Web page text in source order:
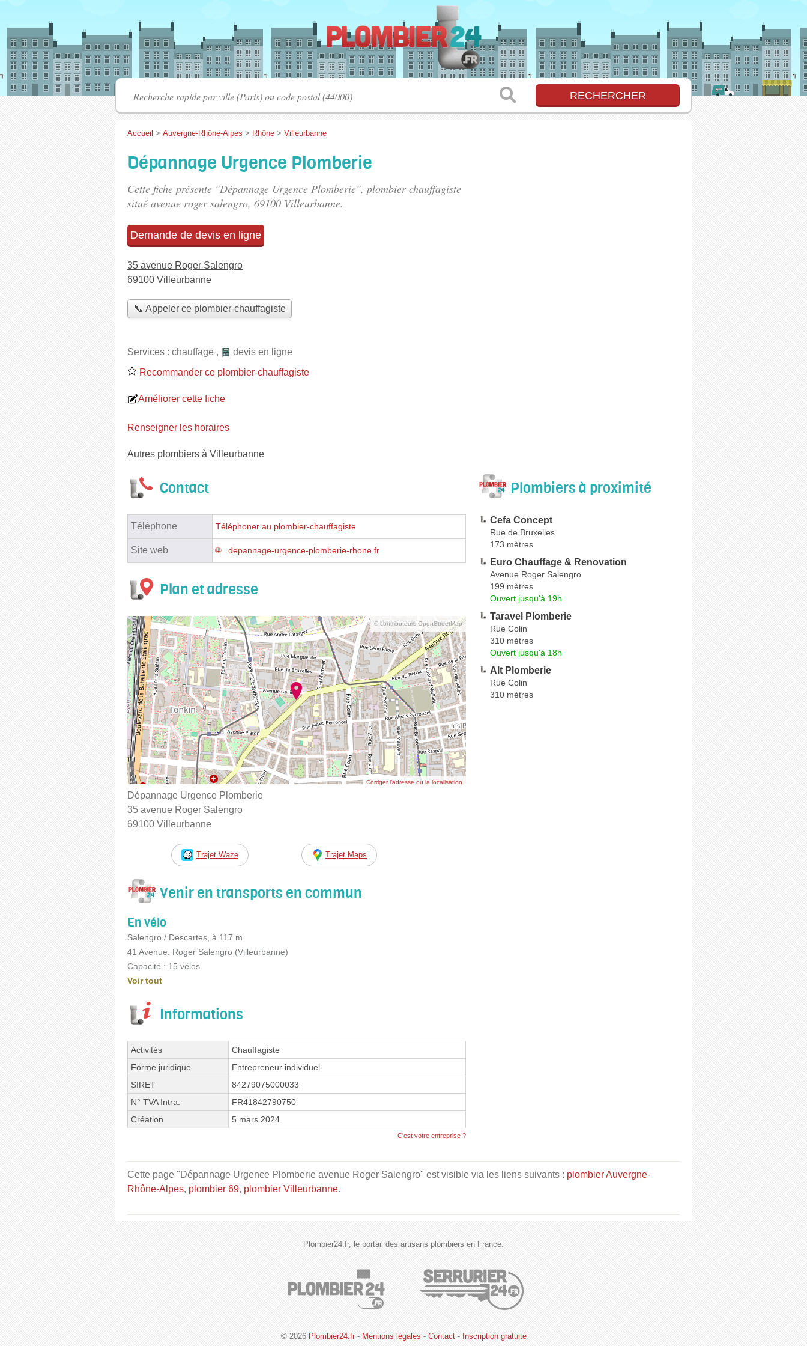
Accueil > Auvergne-Rhône-Alpes > Rhône > Villeurbanne
Dépannage Urgence Plomberie
Cette fiche présente "Dépannage Urgence Plomberie", plombier-chauffagiste
situé avenue roger salengro, 69100 Villeurbanne.
Demande de devis en ligne
35 avenue Roger Salengro
69100 Villeurbanne
📞 Appeler ce plombier-chauffagiste
Services : chauffage ,
devis en ligne
Recommander ce plombier-chauffagiste
Améliorer cette fiche
Renseigner les horaires
Autres plombiers à Villeurbanne
Contact
Téléphone Téléphoner au plombier-chauffagiste
Site web depannage-urgence-plomberie-rhone.fr
Plan et adresse
© contributeurs OpenStreetMap
Corriger l’adresse ou la localisation
Dépannage Urgence Plomberie
35 avenue Roger Salengro
69100 Villeurbanne
Trajet Waze Trajet Maps
Venir en transports en commun
En vélo
Salengro / Descartes, à 117 m
41 Avenue. Roger Salengro (Villeurbanne)
Capacité : 15 vélos
Voir tout
Informations
Activités
Chauffagiste
Forme juridique
Entrepreneur individuel
SIRET
84279075000033
N° TVA Intra.
FR41842790750
Création
5 mars 2024
C'est votre entreprise ?
Plombiers à proximité
Cefa Concept
Rue de Bruxelles
173 mètres
Euro Chauffage & Renovation
Avenue Roger Salengro
199 mètres
Ouvert jusqu'à 19h
Taravel Plomberie
Rue Colin
310 mètres
Ouvert jusqu'à 18h
Alt Plomberie
Rue Colin
310 mètres
Cette page "Dépannage Urgence Plomberie avenue Roger Salengro" est visible via les liens suivants : plombier Auvergne-
Rhône-Alpes, plombier 69, plombier Villeurbanne.
Plombier24.fr, le portail des artisans plombiers en France.
© 2026 Plombier24.fr - Mentions légales - Contact- Inscription gratuite